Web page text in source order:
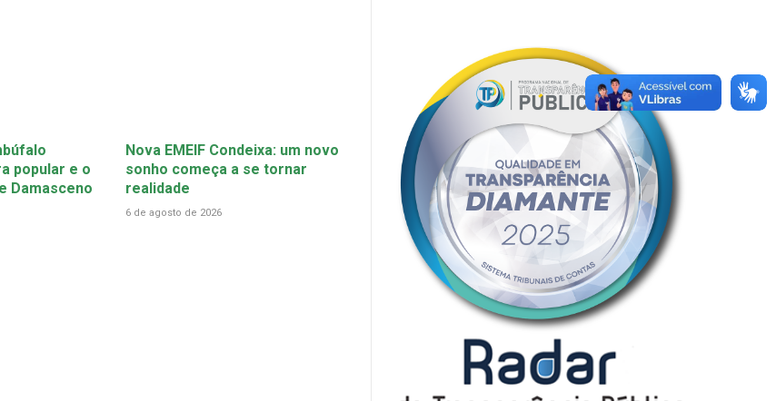
popular e o
Damasceno
Nova EMEIF Condeixa: um novo
sonho começa a se tornar
realidade
6 de agosto de 2026